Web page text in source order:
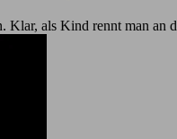
als Kind rennt man